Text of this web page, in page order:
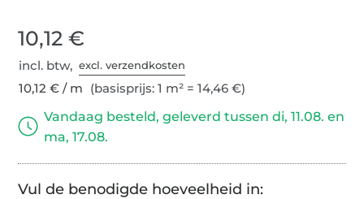
10,12 €
incl. btw,excl. verzendkosten
10,12 € / m (basisprijs: 1 m² = 14,46 €)
Vandaag besteld, geleverd tussen di, 11.08. en
ma, 17.08.
Vul de benodigde hoeveelheid in: